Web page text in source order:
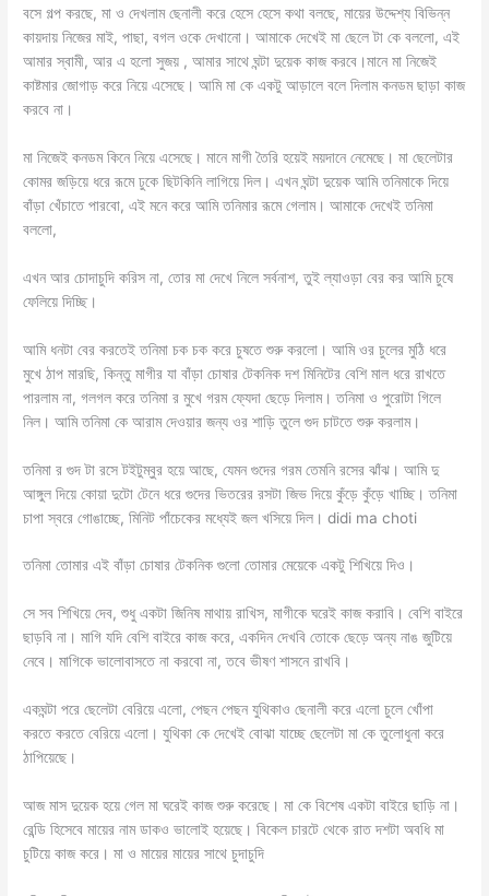
বসে গল্প করছে, মা ও দেখলাম ছেনালী করে হেসে হেসে কথা বলছে, মায়ের উদ্দেশ্য বিভিন্ন
কায়দায় নিজের মাই, পাছা, বগল‌ ওকে দেখানো। আমাকে দেখেই মা ছেলে টা কে বললো, এই
আমার স্বামী, আর এ হলো সুজয় , আমার সাথে ঘন্টা দুয়েক কাজ করবে।মানে মা নিজেই
কাষ্টমার জোগাড় করে নিয়ে এসেছে। আমি মা কে একটু আড়ালে বলে দিলাম কনডম ছাড়া কাজ
করবে না।
মা নিজেই কনডম কিনে নিয়ে এসেছে। মানে মাগী তৈরি হয়েই ময়দানে নেমেছে। মা ছেলেটার
কোমর জড়িয়ে ধরে রূমে ঢুকে ছিটকিনি লাগিয়ে দিল। এখন ঘন্টা দুয়েক আমি তনিমাকে দিয়ে
বাঁড়া খেঁচাতে পারবো, এই মনে করে আমি তনিমার রূমে গেলাম। আমাকে দেখেই তনিমা
বললো,
এখন আর চোদাচুদি করিস না, তোর মা দেখে নিলে সর্বনাশ, তুই ল্যাওড়া বের কর আমি চুষে
ফেলিয়ে দিচ্ছি।
আমি ধনটা বের করতেই তনিমা চক চক করে চুষতে শুরু করলো। আমি ওর চুলের মুঠি ধরে
মুখে ঠাপ মারছি, কিন্তু মাগীর যা বাঁড়া চোষার টেকনিক দশ মিনিটের বেশি মাল ধরে রাখতে
পারলাম না, গলগল করে তনিমা র মুখে গরম ফ্যেদা ছেড়ে দিলাম। তনিমা ও পুরোটা গিলে
নিল। আমি তনিমা কে আরাম দেওয়ার জন্য ওর শাড়ি তুলে গুদ চাটতে শুরু করলাম।
তনিমা র গুদ টা রসে টইটুম্বুর হয়ে আছে, যেমন গুদের গরম তেমনি রসের ঝাঁঝ। আমি দু
আঙ্গুল দিয়ে কোয়া দুটো টেনে ধরে গুদের ভিতরের রসটা জিভ দিয়ে কুঁড়ে কুঁড়ে খাচ্ছি। তনিমা
চাপা স্বরে গোঙাচ্ছে, মিনিট পাঁচেকের মধ্যেই জল খসিয়ে দিল। didi ma choti
তনিমা তোমার এই বাঁড়া চোষার টেকনিক গুলো তোমার মেয়েকে একটু শিখিয়ে দিও।
সে সব শিখিয়ে দেব, শুধু একটা জিনিষ মাথায় রাখিস, মাগীকে ঘরেই কাজ করাবি। বেশি বাইরে
ছাড়বি না। মাগি যদি বেশি বাইরে কাজ করে, একদিন দেখবি তোকে ছেড়ে অন্য নাঙ জুটিয়ে
নেবে। মাগিকে ভালোবাসতে না করবো না, তবে ভীষণ শাসনে রাখবি।
একঘন্টা পরে ছেলেটা বেরিয়ে এলো, পেছন পেছন যুথিকাও ছেনালী করে এলো চুলে খোঁপা
করতে করতে বেরিয়ে এলো। যুথিকা কে দেখেই বোঝা যাচ্ছে ছেলেটা মা কে তুলোধুনা করে
ঠাপিয়েছে।
আজ মাস দুয়েক হয়ে গেল মা ঘরেই কাজ শুরু করেছে। মা কে বিশেষ একটা বাইরে ছাড়ি না।
রেন্ডি হিসেবে মায়ের নাম ডাকও ভালোই হয়েছে। বিকেল চারটে থেকে রাত দশটা অবধি মা
চুটিয়ে কাজ করে। মা ও মায়ের মায়ের সাথে চুদাচুদি